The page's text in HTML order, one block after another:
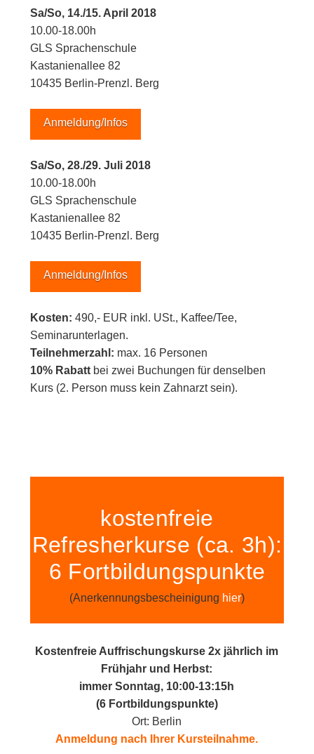
Sa/So, 14./15. April 2018
10.00-18.00h
GLS Sprachenschule
Kastanienallee 82
10435 Berlin-Prenzl. Berg
Anmeldung/Infos
Sa/So, 28./29. Juli 2018
10.00-18.00h
GLS Sprachenschule
Kastanienallee 82
10435 Berlin-Prenzl. Berg
Anmeldung/Infos
Kosten: 490,- EUR inkl. USt., Kaffee/Tee,
Seminarunterlagen.
Teilnehmerzahl: max. 16 Personen
10% Rabattbei zwei Buchungen für denselben
Kurs (2. Person muss kein Zahnarzt sein).
kostenfreie
Refresherkurse (ca. 3h):
6 Fortbildungspunkte
(Anerkennungsbescheinigung hier)
Kostenfreie Auffrischungskurse 2x jährlich im
Frühjahr und Herbst:
immer Sonntag, 10:00-13:15h
(6 Fortbildungspunkte)
Ort: Berlin
Anmeldung nach Ihrer Kursteilnahme.